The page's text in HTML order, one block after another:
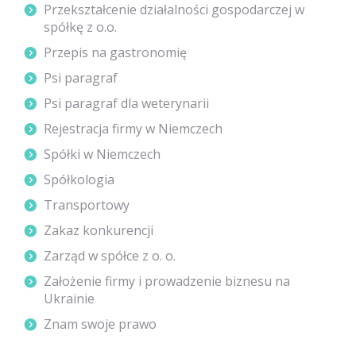
Przekształcenie działalności gospodarczej w
spółkę z o.o.
Przepis na gastronomię
Psi paragraf
Psi paragraf dla weterynarii
Rejestracja firmy w Niemczech
Spółki w Niemczech
Spółkologia
Transportowy
Zakaz konkurencji
Zarząd w spółce z o. o.
Założenie firmy i prowadzenie biznesu na
Ukrainie
Znam swoje prawo